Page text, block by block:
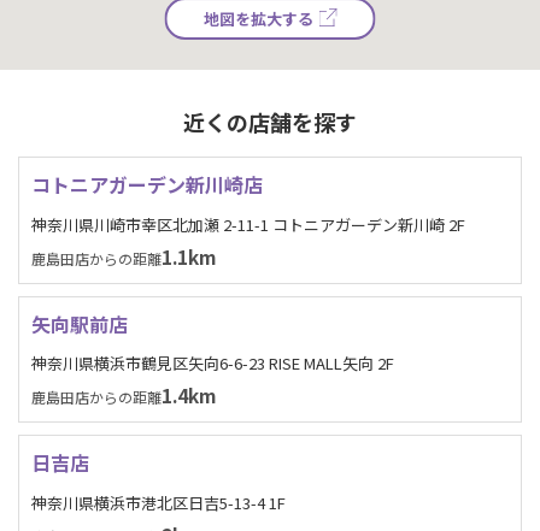
地図を拡大する
近くの店舗を探す
コトニアガーデン新川崎店
神奈川県川崎市幸区北加瀬 2-11-1 コトニアガーデン新川崎 2F
鹿島田店からの距離1.1km
矢向駅前店
神奈川県横浜市鶴見区矢向6-6-23 RISE MALL矢向 2F
鹿島田店からの距離1.4km
日吉店
神奈川県横浜市港北区日吉5-13-4 1F